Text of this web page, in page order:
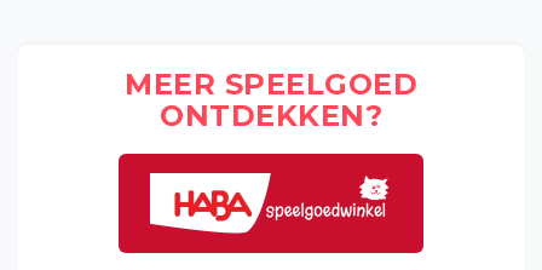
MEER SPEELGOED
ONTDEKKEN?